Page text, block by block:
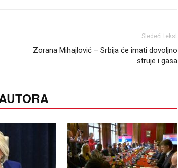
Sledeći tekst
Zorana Mihajlović – Srbija će imati dovoljno
struje i gasa